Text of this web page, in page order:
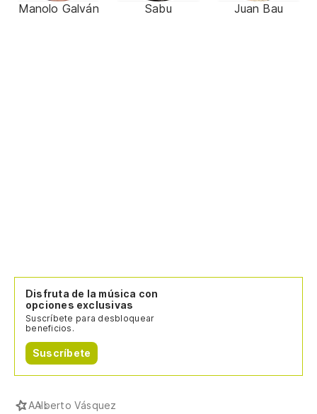
Manolo Galván Sabu Juan Bau
Disfruta de la música con
opciones exclusivas
Suscríbete para desbloquear
beneficios.
Suscríbete
AAlberto Vásquez